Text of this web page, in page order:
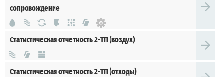
сопровождение
Статистическая отчетность 2-ТП (воздух)
Статистическая отчетность 2-ТП (отходы)